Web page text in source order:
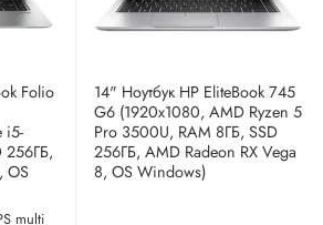
Folio
i5-
256ГБ,
OS
multi
14" Ноутбук HP EliteBook 745
G6 (1920x1080, AMD Ryzen 5
Pro 3500U, RAM 8ГБ, SSD
256ГБ, AMD Radeon RX Vega
8, OS Windows)